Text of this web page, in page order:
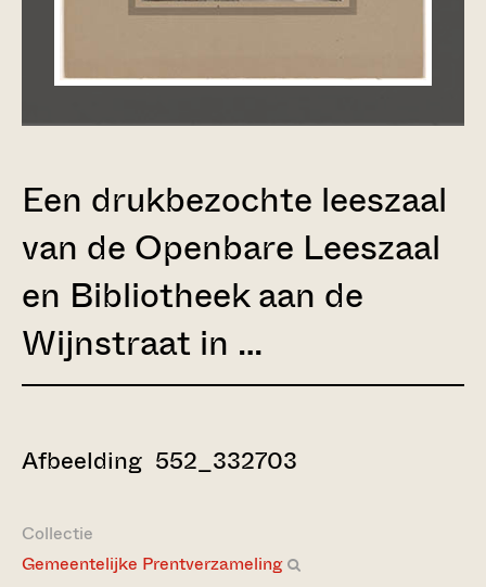
Een drukbezochte leeszaal
van de Openbare Leeszaal
en Bibliotheek aan de
Wijnstraat in …
Afbeelding 552_332703
Collectie
Gemeentelijke Prentverzameling